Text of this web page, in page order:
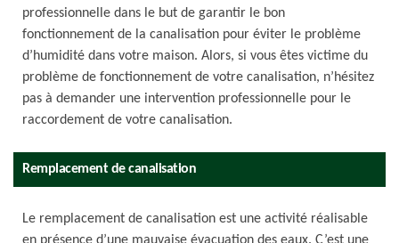
professionnelle dans le but de garantir le bon
fonctionnement de la canalisation pour éviter le problème
d’humidité dans votre maison. Alors, si vous êtes victime du
problème de fonctionnement de votre canalisation, n’hésitez
pas à demander une intervention professionnelle pour le
raccordement de votre canalisation.
Remplacement de canalisation
Le remplacement de canalisation est une activité réalisable